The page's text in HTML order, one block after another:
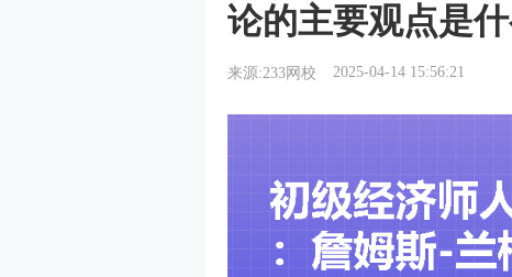
论的主要观点是什
来源:233网校 2025-04-14 15:56:21